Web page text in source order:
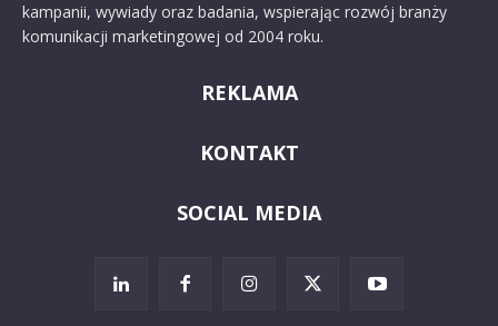
kampanii, wywiady oraz badania, wspierając rozwój branży
komunikacji marketingowej od 2004 roku.
REKLAMA
KONTAKT
SOCIAL MEDIA